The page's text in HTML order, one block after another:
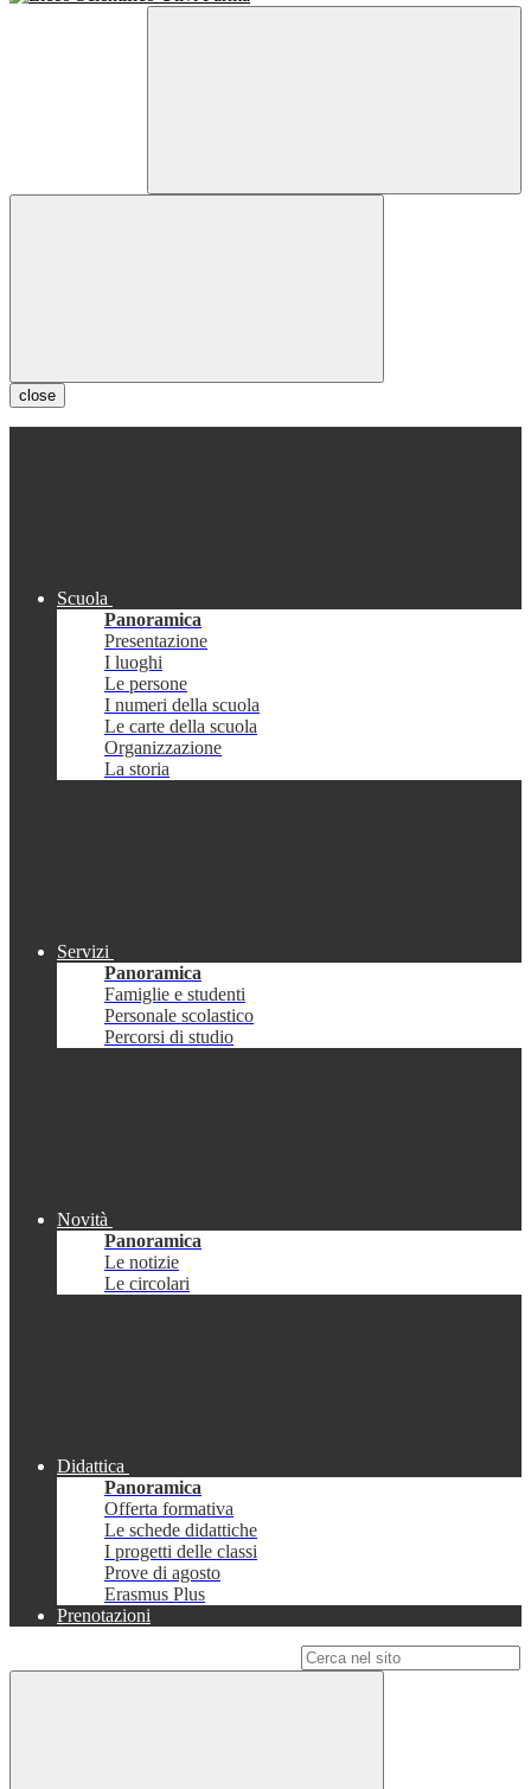
close
Scuola
Panoramica
Presentazione
I luoghi
Le persone
I numeri della scuola
Le carte della scuola
Organizzazione
La storia
Servizi
Panoramica
Famiglie e studenti
Personale scolastico
Percorsi di studio
Novità
Panoramica
Le notizie
Le circolari
Didattica
Panoramica
Offerta formativa
Le schede didattiche
I progetti delle classi
Prove di agosto
Erasmus Plus
Prenotazioni